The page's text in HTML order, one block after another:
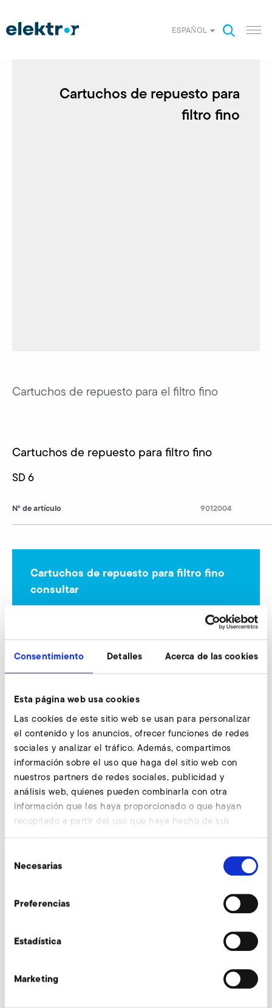
Consentimiento Detalles Acerca de las cookies
Esta página web usa cookies
Las cookies de este sitio web se usan para personalizar
el contenido y los anuncios, ofrecer funciones de redes
sociales y analizar el tráfico. Además, compartimos
información sobre el uso que haga del sitio web con
nuestros partners de redes sociales, publicidad y
análisis web, quienes pueden combinarla con otra
información que les haya proporcionado o que hayan
recopilado a partir del uso que haya hecho de sus
deNecesarias
Preferencias
Estadística
Marketing
ESPAÑOL
Cartuchos de repuesto para
filtro fino
Cartuchos de repuesto para el filtro fino
Cartuchos de repuesto para filtro fino
SD 6
N° de artículo 9012004
Cartuchos de repuesto para filtro fino
consultar
Nuestros expertos están a su entera disposición.
Consultar ahora
Otros accesorios SD 6
AirKnife
Conectores
Válvulas limitadoras
Válvulas de mariposa